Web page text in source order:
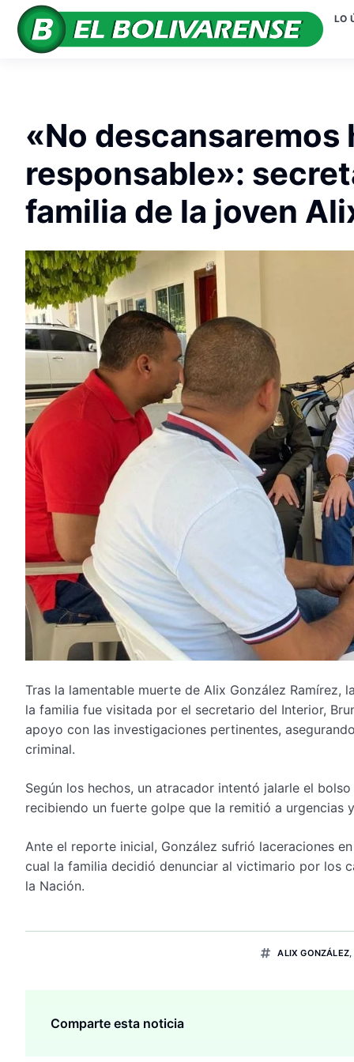
LO
«No descansaremos
responsable»:
familia de la joven
Tras la lamentable muerte de Alix González
la familia fue visitada por el secretario del Interior,
apoyo con las investigaciones pertinentes,
criminal.
Según los hechos, un atracador intentó jalarle el
recibiendo un fuerte golpe que la remitió a urgencias
Ante el reporte inicial, González sufrió laceraciones
cual la familia decidió denunciar al victimario por los
la Nación.
ALIX GONZÁLEZ,
Comparte esta noticia